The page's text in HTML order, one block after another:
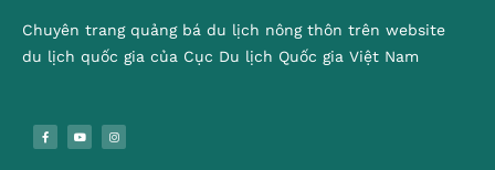
Chuyên trang quảng bá du lịch nông thôn trên website
du lịch quốc gia của Cục Du lịch Quốc gia Việt Nam